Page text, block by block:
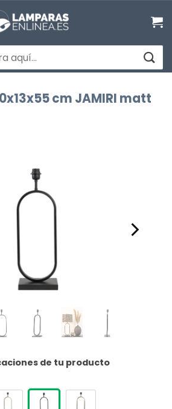
cm JAMIRI matt
de tu producto